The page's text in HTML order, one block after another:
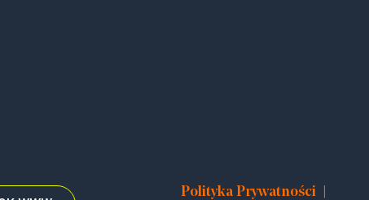
Polityka Prywatności |